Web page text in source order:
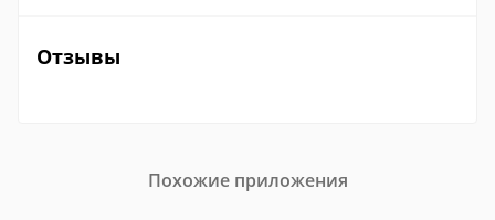
Отзывы
Похожие приложения